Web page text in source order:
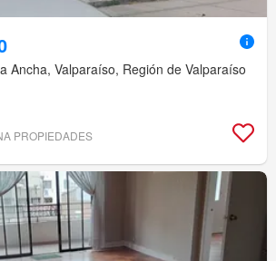
Ancha, Valparaíso, Región de Valparaíso
PROPIEDADES